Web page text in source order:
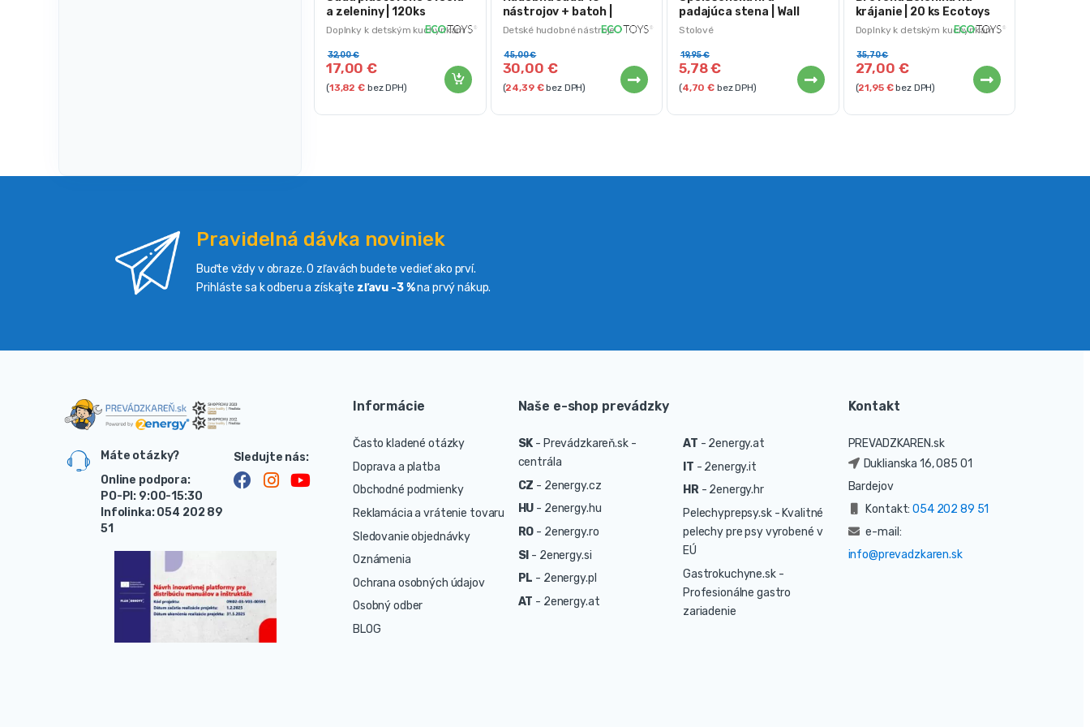
Doplnky k detským kuchynkám
a zeleniny | 120ks
17,00€
32,00€
(13,82€bez DPH)
Detské hudobné nástroje
nástrojov + batoh |
ECOTOYS
30,00 €
45,00€
(24,39 €bez DPH)
Stolové
padajúca stena | Wall
Game
5,78€
19,95€
(4,70€ bez DPH)
Doplnky k detským kuchynkám
krájanie | 20 ks Ecotoys
27,00 €
35,70€
(21,95 €bez DPH)
Pravidelná dávka noviniek
Buďte vždy v obraze. O zľavách budete vedieť ako prví.
Prihláste sa k odberu a získajte zľavu -3 %na prvý nákup.
Máte otázky?
Online podpora:
PO-PI: 9:00-15:30
Infolinka: 054 202 89
51
Informácie
Často kladené otázky
Doprava a platba
Obchodné podmienky
Reklamácia a vrátenie tovaru
Sledovanie objednávky
Oznámenia
Ochrana osobných údajov
Osobný odber
BLOG
Naše e-shop prevádzky
SK - Prevádzkareň.sk -
centrála
CZ - 2energy.cz
HU - 2energy.hu
RO - 2energy.ro
SI - 2energy.si
PL - 2energy.pl
AT - 2energy.at
AT - 2energy.at
IT - 2energy.it
HR- 2energy.hr
Pelechyprepsy.sk - Kvalitné
pelechy pre psy vyrobené v
EÚ
Gastrokuchyne.sk -
Profesionálne gastro
zariadenie
Kontakt
PREVADZKAREN.sk
Duklianska 16, 085 01
Bardejov
Kontakt:054 202 89 51
e-mail:
info@prevadzkaren.sk